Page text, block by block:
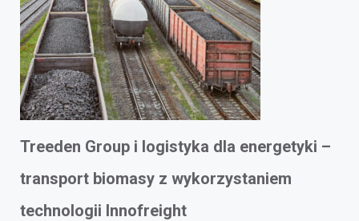
Treeden Group i logistyka dla energetyki –
transport biomasy z wykorzystaniem
technologii Innofreight